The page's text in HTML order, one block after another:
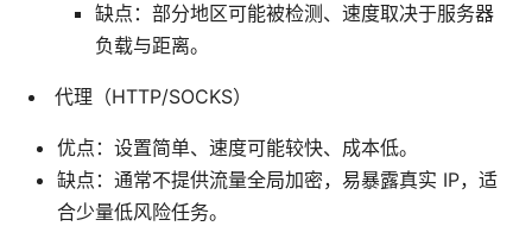
缺点：部分地区可能被检测、速度取决于服务器
负载与距离。
代理（HTTP/SOCKS）
优点：设置简单、速度可能较快、成本低。
缺点：通常不提供流量全局加密，易暴露真实 IP，适
合少量低风险任务。